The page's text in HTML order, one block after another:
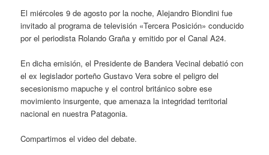
El miércoles 9 de agosto por la noche, Alejandro Biondini fue
invitado al programa de televisión «Tercera Posición» conducido
por el periodista Rolando Graña y emitido por el Canal A24.
En dicha emisión, el Presidente de Bandera Vecinal debatió con
el ex legislador porteño Gustavo Vera sobre el peligro del
secesionismo mapuche y el control británico sobre ese
movimiento insurgente, que amenaza la integridad territorial
nacional en nuestra Patagonia.
Compartimos el video del debate.